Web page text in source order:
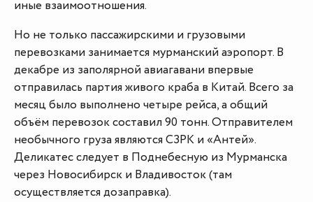
иные взаимоотношения.
Но не только пассажирскими и грузовыми
перевозками занимается мурманский аэропорт. В
декабре из заполярной авиагавани впервые
отправилась партия живого краба в Китай. Всего за
месяц было выполнено четыре рейса, а общий
объём перевозок составил 90 тонн. Отправителем
необычного груза являются СЗРК и «Антей».
Деликатес следует в Поднебесную из Мурманска
через Новосибирск и Владивосток (там
осуществляется дозаправка).